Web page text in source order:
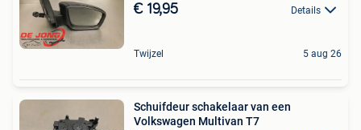
€ 19,95 Details
Twijzel 5 aug 26
Schuifdeur schakelaar van een
Volkswagen Multivan T7